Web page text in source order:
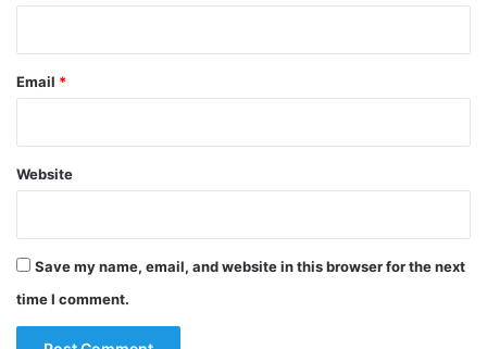
Email *
Website
Save my name, email, and website in this browser for the next
time I comment.